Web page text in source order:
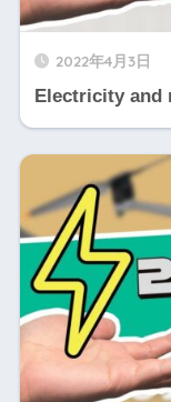
2022年4月3日
Electricity and